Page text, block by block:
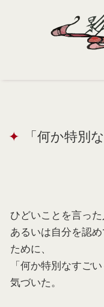
Portfolio
「何か特別
ひどいことを言った
あるいは自分を認
ために、
「何か特別なすご
気づいた。